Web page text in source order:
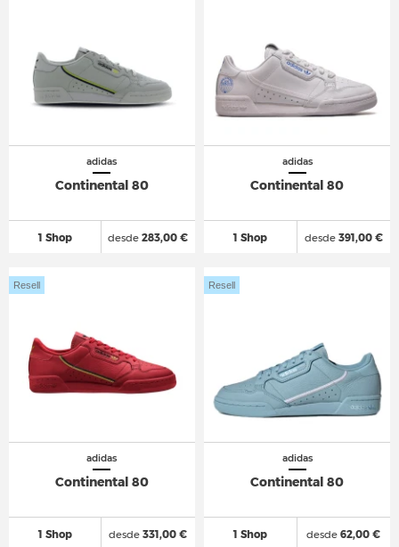
adidas
Continental 80
1 Shop desde 283,00 €
adidas
Continental 80
1 Shop desde391,00 €
adidas
Continental 80
1 Shop
Resell
desde 331,00 €
adidas
Continental 80
1 Shop
Resell
desde 62,00 €